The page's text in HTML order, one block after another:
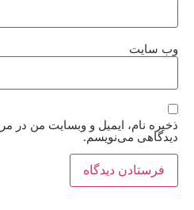
وب‌ سایت
ذخیره نام، ایمیل و وبسایت من در
دیدگاهی می‌نویسم.